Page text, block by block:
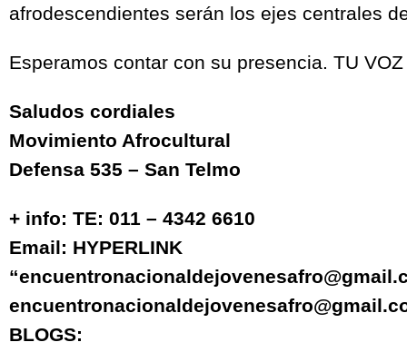
afrodescendientes serán los ejes centrales
Esperamos contar con su presencia. TU
Saludos cordiales
Movimiento Afrocultural
Defensa 535 – San Telmo
+ info: TE: 011 – 4342 6610
Email: HYPERLINK
BLOGS: